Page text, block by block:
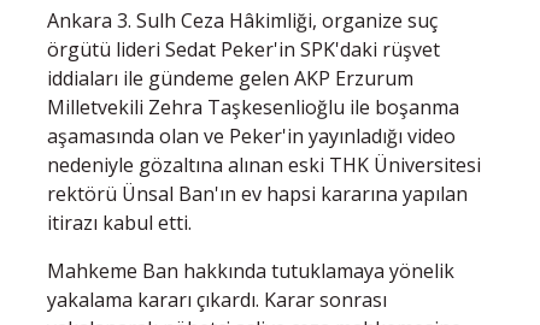
Ankara 3. Sulh Ceza Hâkimliği, organize suç
örgütü lideri Sedat Peker'in SPK'daki rüşvet
iddiaları ile gündeme gelen AKP Erzurum
Milletvekili Zehra Taşkesenlioğlu ile boşanma
aşamasında olan ve Peker'in yayınladığı video
nedeniyle gözaltına alınan eski THK Üniversitesi
rektörü Ünsal Ban'ın ev hapsi kararına yapılan
itirazı kabul etti.
Mahkeme Ban hakkında tutuklamaya yönelik
yakalama kararı çıkardı. Karar sonrası